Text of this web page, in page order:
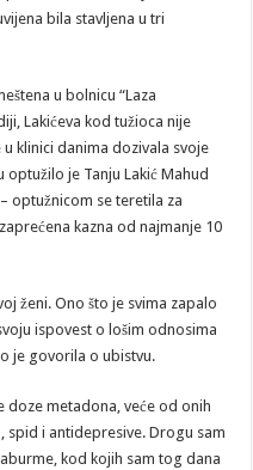
bila stavljena u tri
u bolnicu “Laza
Lakićeva kod tužioca nije
klinici danima dozivala svoje
je Tanju Lakić Mahud
optužnicom se teretila za
kazna od najmanje 10
ženi. Ono što je svima zapalo
ispovest o lošim odnosima
je govorila o ubistvu.
doze metadona, veće od onih
spid i antidepresive. Drogu sam
kod kojih sam tog dana